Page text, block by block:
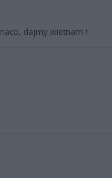
dajmy wietnam !